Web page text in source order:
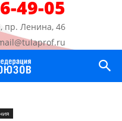
49-05
пр. Ленина, 46